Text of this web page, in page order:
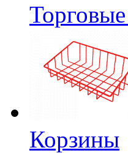
Корзины